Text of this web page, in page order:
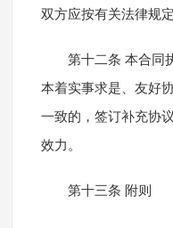
双方应按有关法律规
第十二条 本合同
本着实事求是、友好
一致的，签订补充协
效力。
第十三条 附则